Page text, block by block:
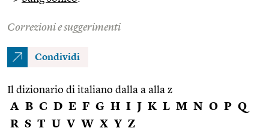
Correzioni e suggerimenti
Condividi
Il dizionario di italiano dalla a alla z
A B C D E F G H I J K L M N O P Q
R S T U V W X Y Z